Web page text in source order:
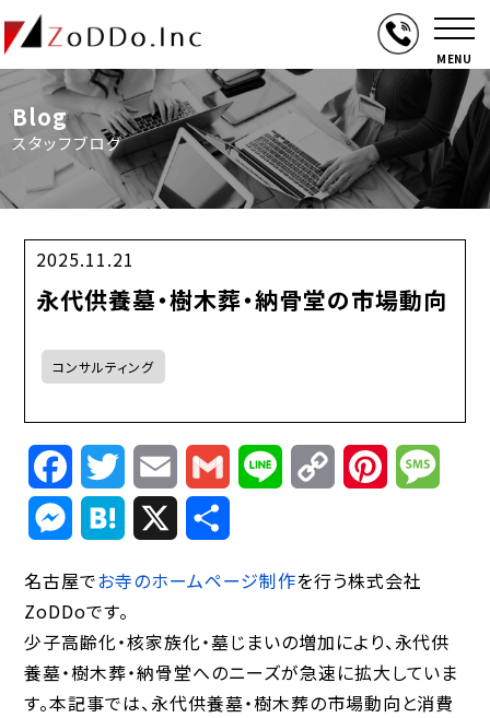
MENU
Blog
スタッフブログ
2025.11.21
永代供養墓・樹木葬・納骨堂の市場動向
コンサルティング
FacebookTwitterEmail Gmail Line
Copy
Link
Pinterest
Messenger
Hatena
名古屋でお寺のホームページ制作を行う株式会社
ZoDDoです。
少子高齢化・核家族化・墓じまいの増加により、永代供
養墓・樹木葬・納骨堂へのニーズが急速に拡大していま
す。本記事では、永代供養墓・樹木葬の市場動向と消費